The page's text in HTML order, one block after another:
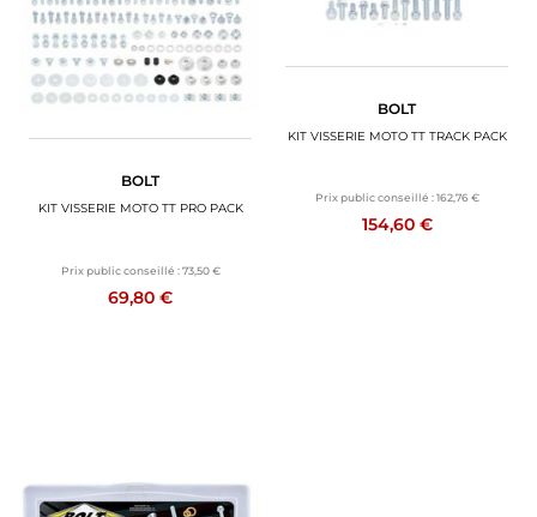
BOLT
KIT VISSERIE MOTO TT PRO PACK
Prix public conseillé : 73,50 €
69,80 €
BOLT
KIT VISSERIE MOTO TT TRACK PACK
Prix public conseillé : 162,76 €
154,60 €